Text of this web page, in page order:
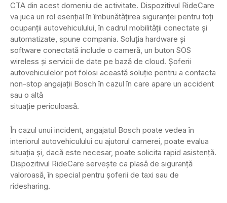
CTA din acest domeniu de activitate. Dispozitivul RideCare
va juca un rol esențial în îmbunătățirea siguranței pentru toți
ocupanții autovehiculului, în cadrul mobilității conectate și
automatizate, spune compania. Soluția hardware și
software conectată include o cameră, un buton SOS
wireless și servicii de date pe bază de cloud. Șoferii
autovehiculelor pot folosi această soluție pentru a contacta
non-stop angajații Bosch în cazul în care apare un accident
sau o altă
situație periculoasă.
În cazul unui incident, angajatul Bosch poate vedea în
interiorul autovehiculului cu ajutorul camerei, poate evalua
situația și, dacă este necesar, poate solicita rapid asistență.
Dispozitivul RideCare servește ca plasă de siguranță
valoroasă, în special pentru șoferii de taxi sau de
ridesharing.